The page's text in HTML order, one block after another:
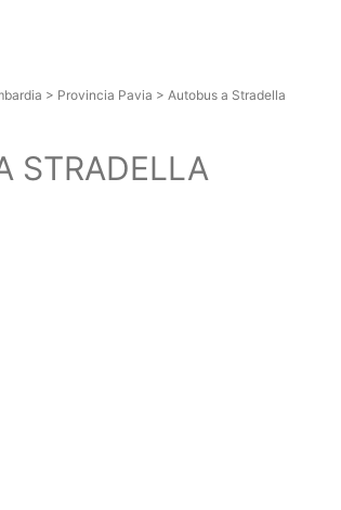
> Provincia Pavia > Autobus a Stradella
STRADELLA